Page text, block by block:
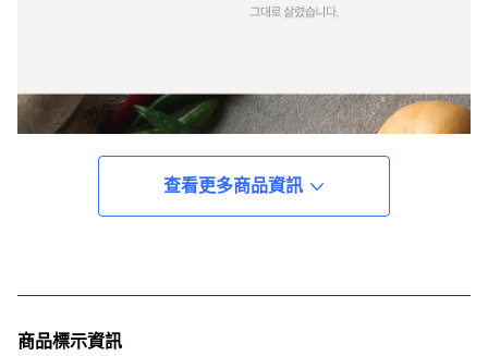
查看更多商品資訊
商品標示資訊